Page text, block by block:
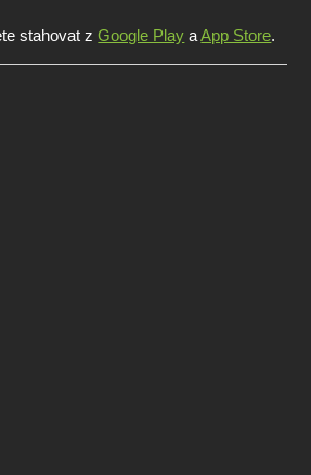
stahovat zGoogle Play aApp Store.